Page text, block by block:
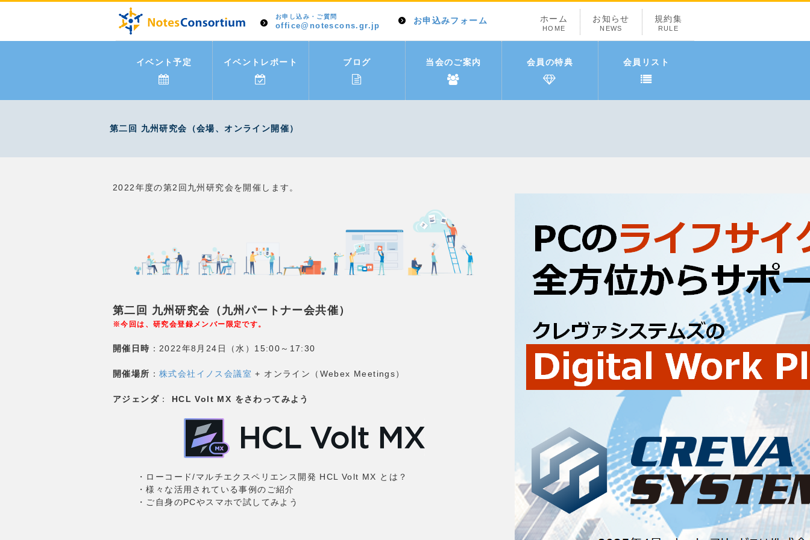
お申し込み・ご質問
office@notescons.gr.jp
お申込みフォーム ホーム
HOME
お知らせ
NEWS
規約集
RULE
イベント予定 イベントレポート ブログ 当会のご案内 会員の特典 会員リスト
第二回 九州研究会（会場、オンライン開催）
2022年度の第2回九州研究会を開催します。
第二回 九州研究会（九州パートナー会共催）
※今回は、研究会登録メンバー限定です。
開催日時 ：2022年8月24日（水）15:00～17:30
開催場所 ：株式会社イノス会議室 + オンライン（Webex Meetings）
アジェンダ ： HCL Volt MX をさわってみよう
・ローコード/マルチエクスペリエンス開発 HCL Volt MX とは？
・様々な活用されている事例のご紹介
・ご自身のPCやスマホで試してみよう